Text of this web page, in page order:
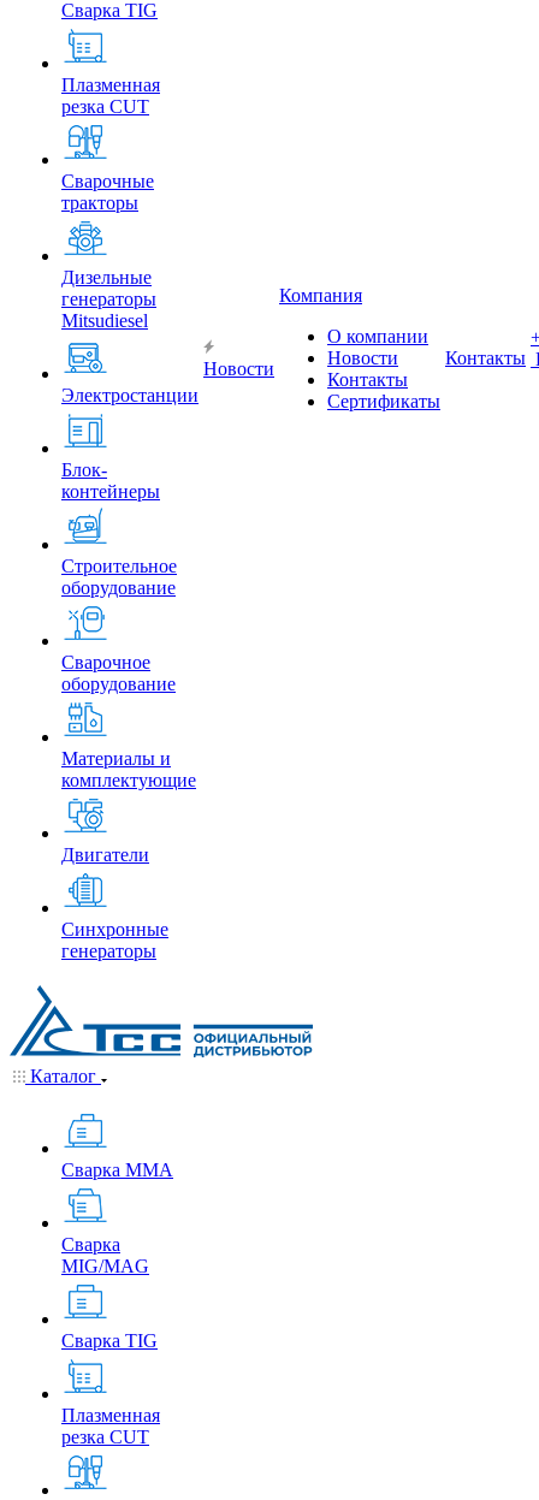
Сварка TIG
Плазменная
резка CUT
Сварочные
тракторы
Дизельные
генераторы
Mitsudiesel
Электростанции
Блок-
контейнеры
Строительное
оборудование
Сварочное
оборудование
Материалы и
комплектующие
Двигатели
Синхронные
генераторы
Новости
Компания
О компании
Новости
Контакты
Сертификаты
Контакты
Каталог
Сварка MMA
Сварка
MIG/MAG
Сварка TIG
Плазменная
резка CUT